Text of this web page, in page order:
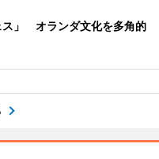
ス」 オランダ文化を多角的